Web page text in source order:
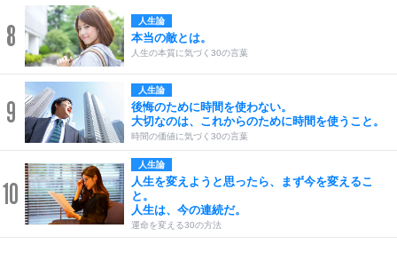
8 人生論
本当の敵とは。
人生の本質に気づく30の言葉
9
人生論
後悔のために時間を使わない。
大切なのは、これからのために時間を使うこと。
時間の価値に気づく30の言葉
10
人生論
人生を変えようと思ったら、まず今を変えるこ
と。
人生は、今の連続だ。
運命を変える30の方法